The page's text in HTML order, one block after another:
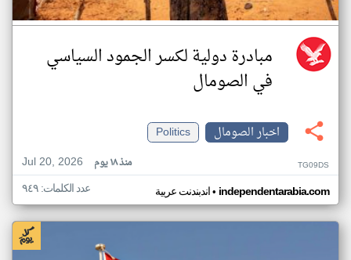
مبادرة دولية لكسر الجمود السياسي
في الصومال
اخبار الصومال
Politics
Jul 20, 2026
منذ ١٨ يوم TG09DS
اندبندنت عربية• independentarabia.com عدد الكلمات: ٩٤٩